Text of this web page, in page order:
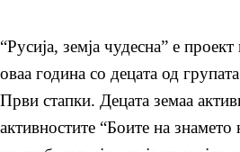
“Русија, земја чудесна” е проект
оваа година со децата од
Први стапки. Децата земаа
активностите “Боите на знамето